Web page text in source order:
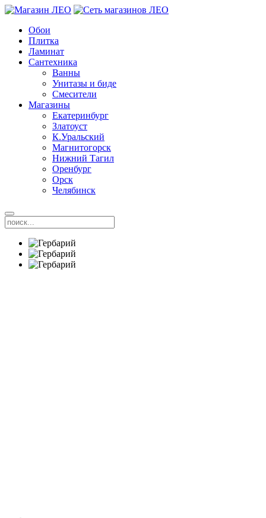
Обои
Плитка
Ламинат
Сантехника
Ванны
Унитазы и биде
Смесители
Магазины
Екатеринбург
Златоуст
К.Уральский
Магнитогорск
Нижний Тагил
Оренбург
Орск
Челябинск